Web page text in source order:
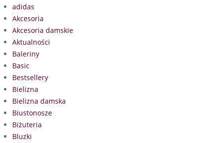
adidas
Akcesoria
Akcesoria damskie
Aktualności
Baleriny
Basic
Bestsellery
Bielizna
Bielizna damska
Biustonosze
Biżuteria
Bluzki